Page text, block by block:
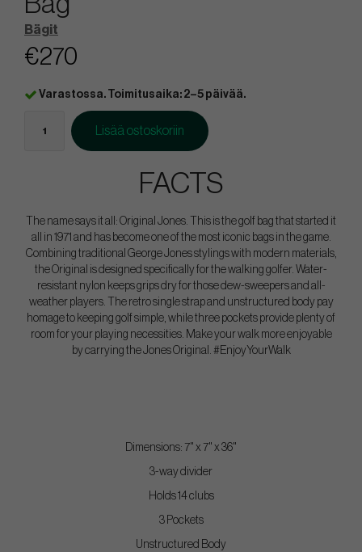
Bägit
€270
Varastossa. Toimitusaika: 2–5 päivää.
Lisää ostoskoriin
FACTS
The name says it all: Original Jones. This is the golf bag that started it
all in 1971 and has become one of the most iconic bags in the game.
Combining traditional George Jones stylings with modern materials,
the Original is designed specifically for the walking golfer. Water-
resistant nylon keeps grips dry for those dew-sweepers and all-
weather players. The retro single strap and unstructured body pay
homage to keeping golf simple, while three pockets provide plenty of
room for your playing necessities. Make your walk more enjoyable
by carrying the Jones Original. #EnjoyYourWalk
Dimensions: 7" x 7" x 36"
3-way divider
Holds 14 clubs
3 Pockets
Unstructured Body